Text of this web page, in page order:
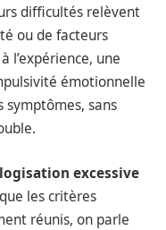
difficultés relèvent
ou de facteurs
l’expérience, une
émotionnelle
sans
excessive
les critères
réunis, on parle